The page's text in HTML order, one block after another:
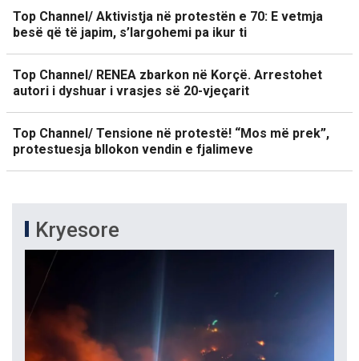
Top Channel/ Aktivistja në protestën e 70: E vetmja
besë që të japim, s’largohemi pa ikur ti
Top Channel/ RENEA zbarkon në Korçë. Arrestohet
autori i dyshuar i vrasjes së 20-vjeçarit
Top Channel/ Tensione në protestë! “Mos më prek”,
protestuesja bllokon vendin e fjalimeve
Kryesore